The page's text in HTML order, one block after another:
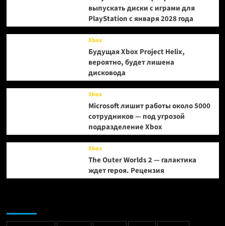
выпускать диски с играми для
PlayStation с января 2028 года
Xbox
Будущая Xbox Project Helix,
вероятно, будет лишена
дисковода
Xbox
Microsoft лишит работы около 5000
сотрудников — под угрозой
подразделение Xbox
Xbox
The Outer Worlds 2 — галактика
ждет героя. Рецензия